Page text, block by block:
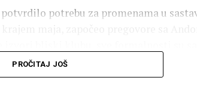
potrebu za promenama u
ozvaniči transfer.
PROČITAJ JOŠ